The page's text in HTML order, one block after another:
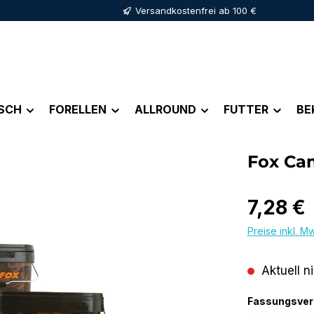
Versandkostenfrei ab 100 €
FORELLEN ALLROUND FUTTER
Fox
Regulärer
7,28 €
Preise inkl.
Aktuell